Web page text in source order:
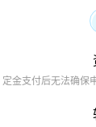
定金支付后无法确保